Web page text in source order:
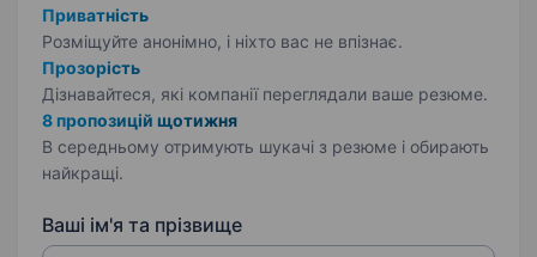
Приватність
Розміщуйте анонімно, і ніхто вас не впізнає.
Прозорість
Дізнавайтеся, які компанії переглядали ваше резюме.
8 пропозицій щотижня
В середньому отримують шукачі з резюме і обирають
найкращі.
Ваші ім'я та прізвище